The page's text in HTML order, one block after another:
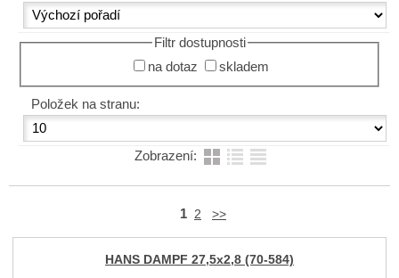
Filtr dostupnosti
na dotaz
skladem
Položek na stranu:
Zobrazení:
1 2 >>
HANS DAMPF 27,5x2,8 (70-584)